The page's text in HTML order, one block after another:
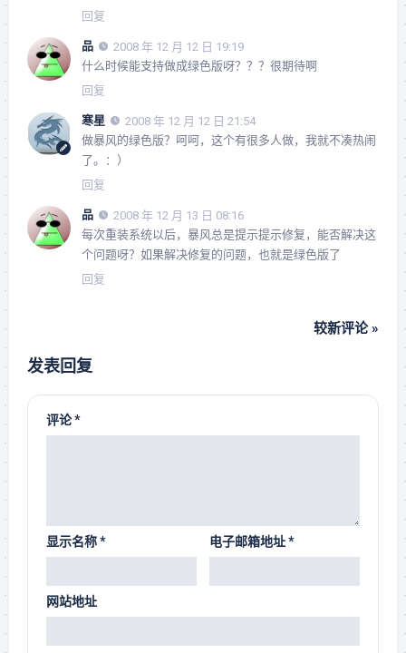
回复
品
2008 年 12 月 12 日 19:19
什么时候能支持做成绿色版呀？？？很期待啊
回复
寒星
2008 年 12 月 12 日 21:54
做暴风的绿色版？呵呵，这个有很多人做，我就不凑热闹
了。：）
回复
品
2008 年 12 月 13 日 08:16
每次重装系统以后，暴风总是提示提示修复，能否解决这
个问题呀？如果解决修复的问题，也就是绿色版了
回复
较新评论 »
发表回复
评论*
显示名称* 电子邮箱地址*
网站地址